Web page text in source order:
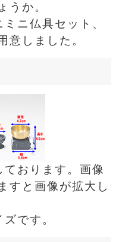
うか。
ニ仏具セット、
意しました。
おります。画像
すと画像が拡大し
です。